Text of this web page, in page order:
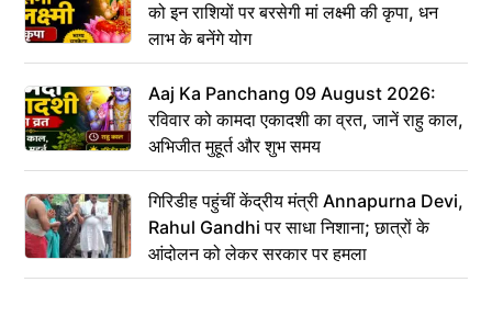
को इन राशियों पर बरसेगी मां लक्ष्मी की कृपा, धन
लाभ के बनेंगे योग
Aaj Ka Panchang 09 August 2026:
रविवार को कामदा एकादशी का व्रत, जानें राहु काल,
अभिजीत मुहूर्त और शुभ समय
गिरिडीह पहुंचीं केंद्रीय मंत्री Annapurna Devi,
Rahul Gandhi पर साधा निशाना; छात्रों के
आंदोलन को लेकर सरकार पर हमला